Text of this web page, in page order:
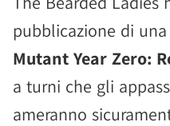
pubblicazione di una
Mutant Year Zero:
a turni che gli
ameranno